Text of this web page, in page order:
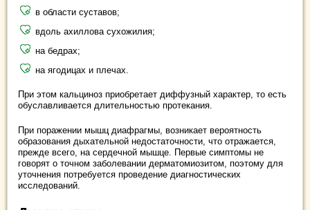
в области суставов;
вдоль ахиллова сухожилия;
на бедрах;
на ягодицах и плечах.
При этом кальциноз приобретает диффузный характер, то есть
обуславливается длительностью протекания.
При поражении мышц диафрагмы, возникает вероятность
образования дыхательной недостаточности, что отражается,
прежде всего, на сердечной мышце. Первые симптомы не
говорят о точном заболевании дерматомиозитом, поэтому для
уточнения потребуется проведение диагностических
исследований.